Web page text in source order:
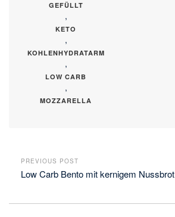
GEFÜLLT
,
KETO
,
KOHLENHYDRATARM
,
LOW CARB
,
MOZZARELLA
PREVIOUS POST
Low Carb Bento mit kernigem Nussbrot